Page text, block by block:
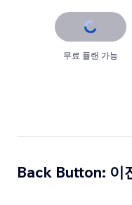
무료 플랜 가능
Back Button: 이